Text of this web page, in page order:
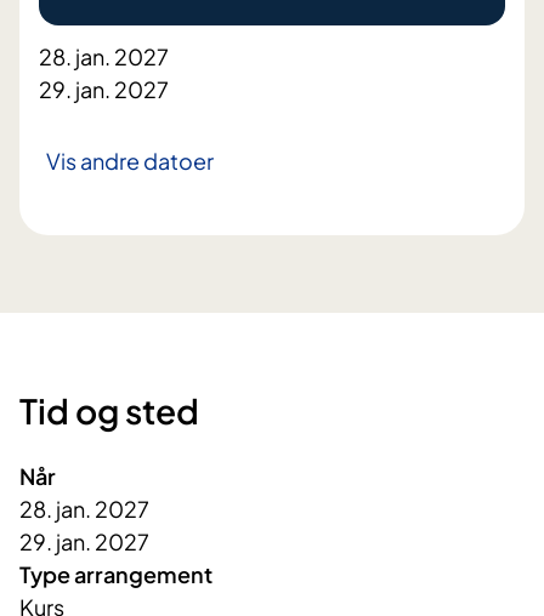
28. jan. 2027
29. jan. 2027
Vis andre datoer
Tid og sted
Når
28. jan. 2027
29. jan. 2027
Type arrangement
Kurs